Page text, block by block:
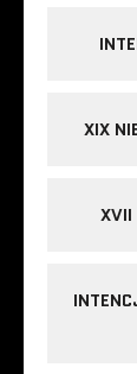
XIX
XVII